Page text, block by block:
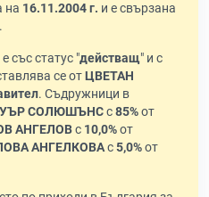
на 16.11.2004 г. и е свързана
със статус "действащ" и с
се отЦВЕТАН
. Съдружници в
СОЛЮШЪНСс85%от
АНГЕЛОВс 10,0%от
АНГЕЛКОВАс5,0%от